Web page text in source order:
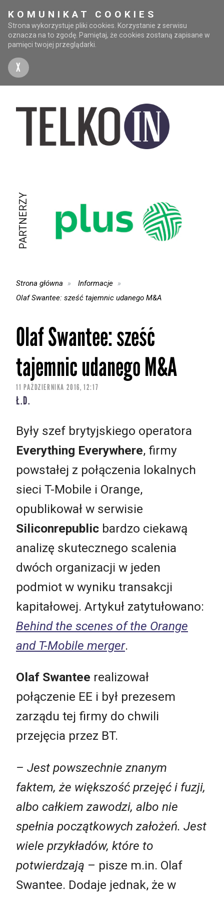
KOMUNIKAT COOKIES
Strona wykorzystuje pliki cookies. Korzystanie z serwisu
oznacza na to zgodę. Pamiętaj, że cookies zostaną zapisane w
pamięci twojej przeglądarki.
X
PARTNERZY
Strona główna
Informacje
Olaf Swantee: sześć tajemnic udanego M&A
Olaf Swantee: sześć
tajemnic udanego M&A
11 PAŹDZIERNIKA 2016, 12:17
Ł.D.
Były szef brytyjskiego operatora
Everything Everywhere, firmy
powstałej z połączenia lokalnych
sieci T-Mobile i Orange,
opublikował w serwisie
Siliconrepublic bardzo ciekawą
analizę skutecznego scalenia
dwóch organizacji w jeden
podmiot w wyniku transakcji
kapitałowej. Artykuł zatytułowano:
Behind the scenes of the Orange
and T-Mobile merger.
Olaf Swantee realizował
połączenie EE i był prezesem
zarządu tej firmy do chwili
przejęcia przez BT.
– Jest powszechnie znanym
faktem, że większość przejęć i fuzji,
albo całkiem zawodzi, albo nie
spełnia początkowych założeń. Jest
wiele przykładów, które to
potwierdzają – pisze m.in. Olaf
Swantee. Dodaje jednak, że w